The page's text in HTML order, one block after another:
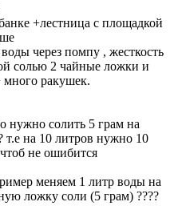
+лестница с площадкой
через помпу , жесткость
солью 2 чайные ложки и
ракушек.
нужно солить 5 грам на
т.е на 10 литров нужно 10
не ошибится
меняем 1 литр воды на
ложку соли (5 грам) ????